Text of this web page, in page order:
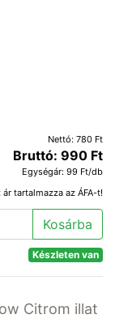
Nettó: 780 Ft
Bruttó: 990 Ft
Egységár: 99 Ft/db
ár tartalmazza az ÁFA-t!
Kosárba
Készleten van
Citrom illat